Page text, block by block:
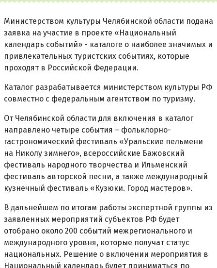
Министерством культуры Челябинской области подана
заявка на участие в проекте «Национальный
календарь событий» - каталоге о наиболее значимых и
привлекательных туристских событиях, которые
проходят в Российской Федерации.
Каталог разрабатывается министерством культуры РФ
совместно с федеральным агентством по туризму.
От Челябинской области для включения в каталог
направлено четыре события – фольклорно-
гастрономический фестиваль «Уральские пельмени
на Николу зимнего», всероссийские Бажовский
фестиваль народного творчества и Ильменский
фестиваль авторской песни, а также международный
кузнечный фестиваль «Кузюки. Город мастеров».
В дальнейшем по итогам работы экспертной группы из
заявленных мероприятий субъектов РФ будет
отобрано около 200 событий межрегионального и
международного уровня, которые получат статус
национальных. Решение о включении мероприятия в
Национальный календарь будет приниматься по